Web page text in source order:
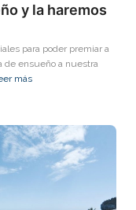
y la haremos
para poder premiar a
de ensueño a nuestra
más